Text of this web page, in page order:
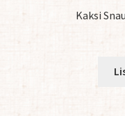
Kaksi